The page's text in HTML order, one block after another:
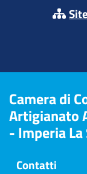
Camera di
Artigianato
- Imperia La
Contatti